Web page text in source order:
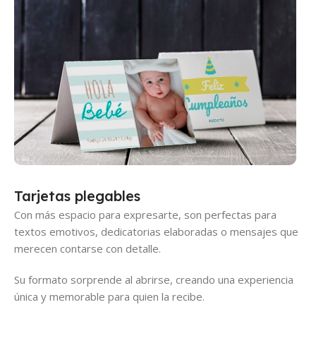
Tarjetas plegables
Con más espacio para expresarte, son perfectas para
textos emotivos, dedicatorias elaboradas o mensajes que
merecen contarse con detalle.
Su formato sorprende al abrirse, creando una experiencia
única y memorable para quien la recibe.